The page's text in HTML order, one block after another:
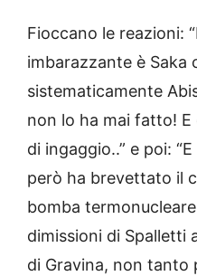
Fioccano le reazioni:
imbarazzante è Saka
sistematicamente
non lo ha mai fatto! E
di ingaggio..” e poi:
però ha brevettato il
bomba
dimissioni di Spalletti
di Gravina, non tanto